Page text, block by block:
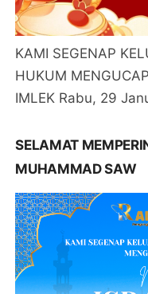
KAMI SEGENAP
HUKUM
IMLEK Rabu, 29
SELAMAT
MUHAMMAD SAW